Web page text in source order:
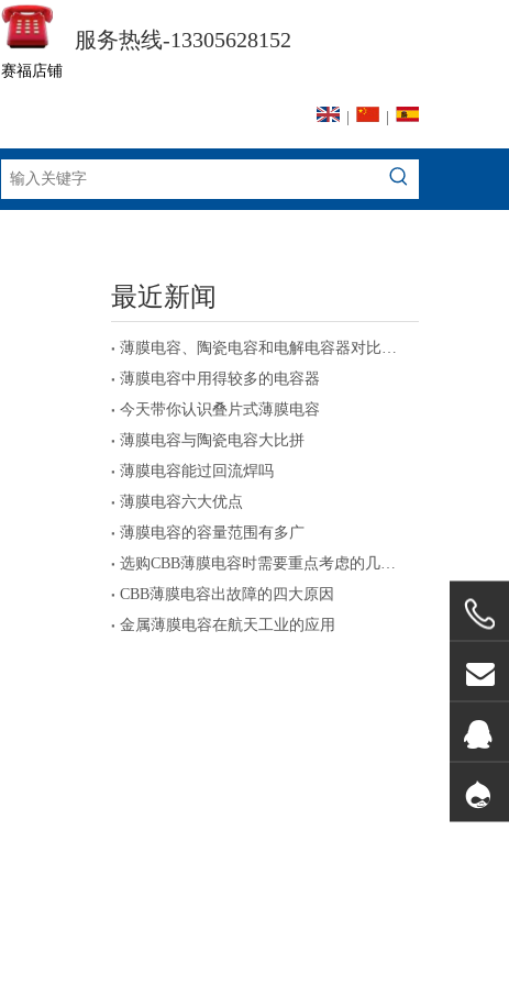
服务热线-13305628152
赛福店铺
最近新闻
薄膜电容、陶瓷电容和电解电容器对比及注意事项
薄膜电容中用得较多的电容器
今天带你认识叠片式薄膜电容
薄膜电容与陶瓷电容大比拼
薄膜电容能过回流焊吗
薄膜电容六大优点
薄膜电容的容量范围有多广
选购CBB薄膜电容时需要重点考虑的几个参数
CBB薄膜电容出故障的四大原因
金属薄膜电容在航天工业的应用